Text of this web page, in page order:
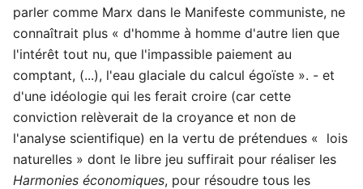
parler comme Marx dans le Manifeste communiste, ne
connaîtrait plus « d'homme à homme d'autre lien que
l'intérêt tout nu, que l'impassible paiement au
comptant, (...), l'eau glaciale du calcul égoïste ». - et
d'une idéologie qui les ferait croire (car cette
conviction relèverait de la croyance et non de
l'analyse scientifique) en la vertu de prétendues « lois
naturelles » dont le libre jeu suffirait pour réaliser les
Harmonies économiques, pour résoudre tous les